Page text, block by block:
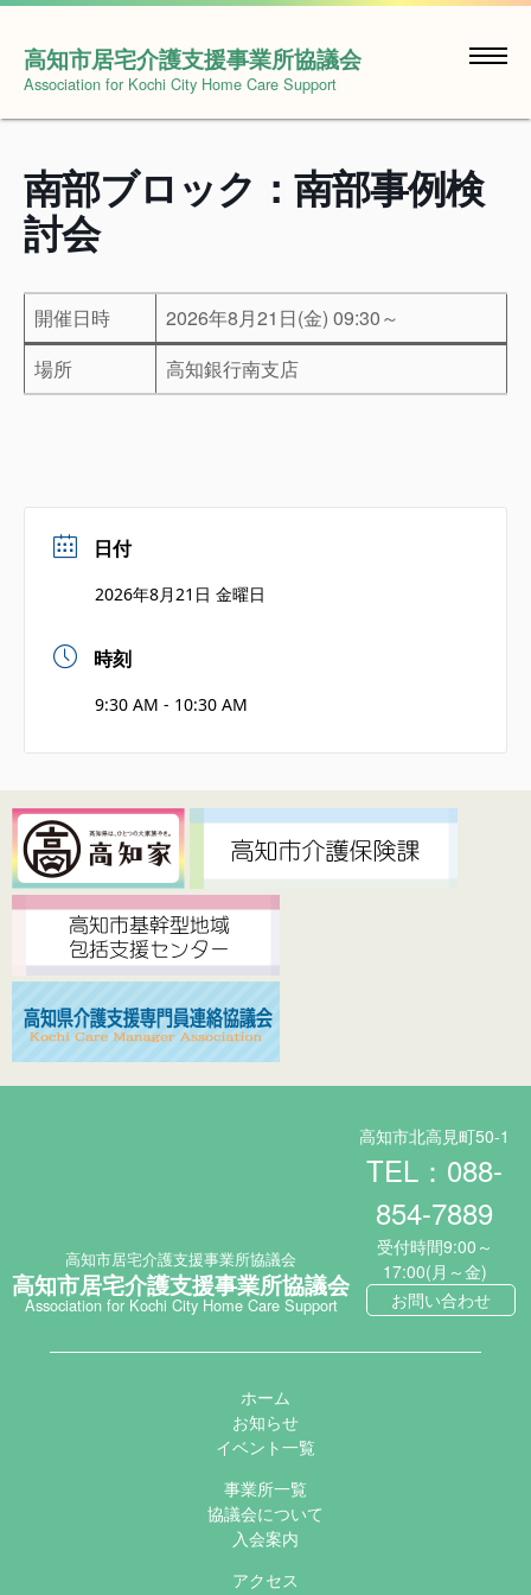
Skip
content
高知市居宅介護支援事業所協議会
Association for Kochi City Home Care Support
南部ブロック：南部事例検
討会
開催日時
2026年8月21日(金) 09:30～
場所
高知銀行南支店
日付
2026年8月21日 金曜日
時刻
9:30 AM - 10:30 AM
高知市居宅介護支援事業所協議会
高知市居宅介護支援事業所協議会
Association for Kochi City Home Care Support
高知市北高見町50-1
TEL：088-
854-7889
受付時間9:00～
17:00(月～金)
お問い合わせ
ホーム
お知らせ
イベント一覧
事業所一覧
協議会について
入会案内
アクセス